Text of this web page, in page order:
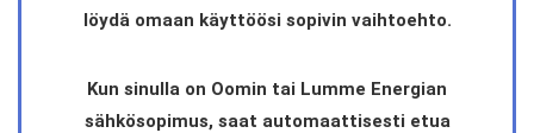
löydä omaan käyttöösi sopivin vaihtoehto.
Kun sinulla on Oomin tai Lumme Energian
sähkösopimus, saat automaattisesti etua